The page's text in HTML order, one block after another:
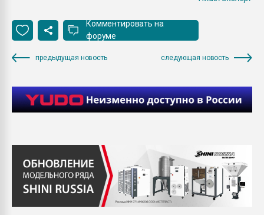
Комментировать на
форуме
предыдущая новость следующая новость